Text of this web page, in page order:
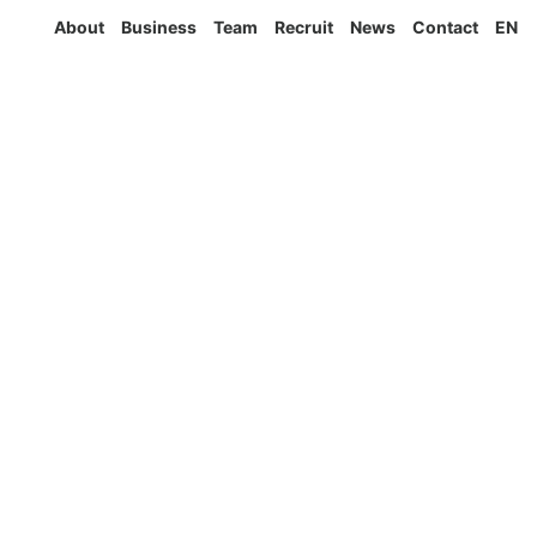
About Business Team Recruit News Contact EN